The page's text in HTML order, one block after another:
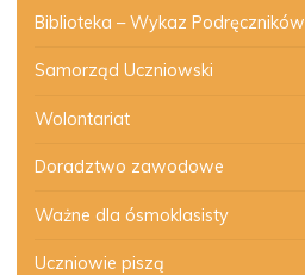
Biblioteka – Wykaz Podręczników
Samorząd Uczniowski
Wolontariat
Doradztwo zawodowe
Ważne dla ósmoklasisty
Uczniowie piszą